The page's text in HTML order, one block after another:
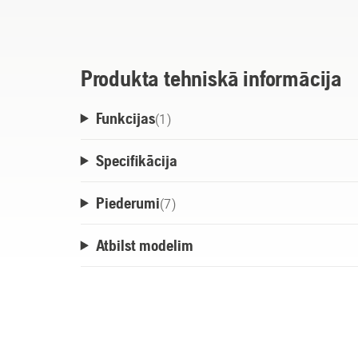
Produkta tehniskā informācija
Funkcijas(1 )
Specifikācija
Piederumi(7)
Atbilst modelim